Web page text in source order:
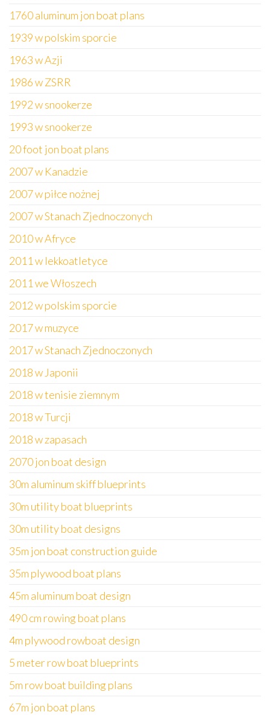
1760 aluminum jon boat plans
1939 w polskim sporcie
1963 w Azji
1986 w ZSRR
1992 w snookerze
1993 w snookerze
20 foot jon boat plans
2007 w Kanadzie
2007 w piłce nożnej
2007 w Stanach Zjednoczonych
2010 w Afryce
2011 w lekkoatletyce
2011 we Włoszech
2012 w polskim sporcie
2017 w muzyce
2017 w Stanach Zjednoczonych
2018 w Japonii
2018 w tenisie ziemnym
2018 w Turcji
2018 w zapasach
2070 jon boat design
30m aluminum skiff blueprints
30m utility boat blueprints
30m utility boat designs
35m jon boat construction guide
35m plywood boat plans
45m aluminum boat design
490 cm rowing boat plans
4m plywood rowboat design
5 meter row boat blueprints
5m row boat building plans
67m jon boat plans